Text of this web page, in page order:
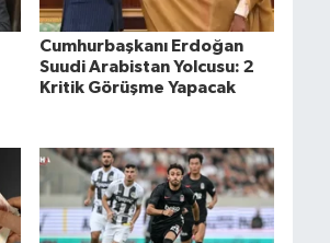
Cumhurbaşkanı Erdoğan
Suudi Arabistan Yolcusu: 2
Kritik Görüşme Yapacak